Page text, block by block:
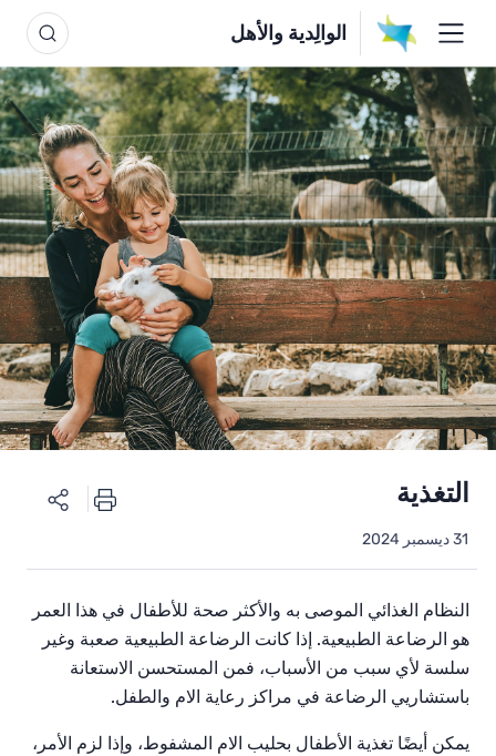
الوالِدية والأهل
التغذية
31 ديسمبر 2024
النظام الغذائي الموصى به والأكثر صحة للأطفال في هذا العمر
هو الرضاعة الطبيعية. إذا كانت الرضاعة الطبيعية صعبة وغير
سلسة لأي سبب من الأسباب، فمن المستحسن الاستعانة
باستشاريي الرضاعة في مراكز رعاية الام والطفل.
يمكن أيضًا تغذية الأطفال بحليب الام المشفوط، وإذا لزم الأمر،